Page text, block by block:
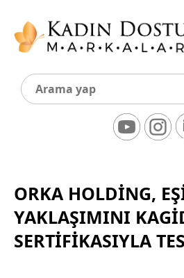
ORKA HOLDING,
YAKLAŞIMINI
SERTIFIKASIYLA